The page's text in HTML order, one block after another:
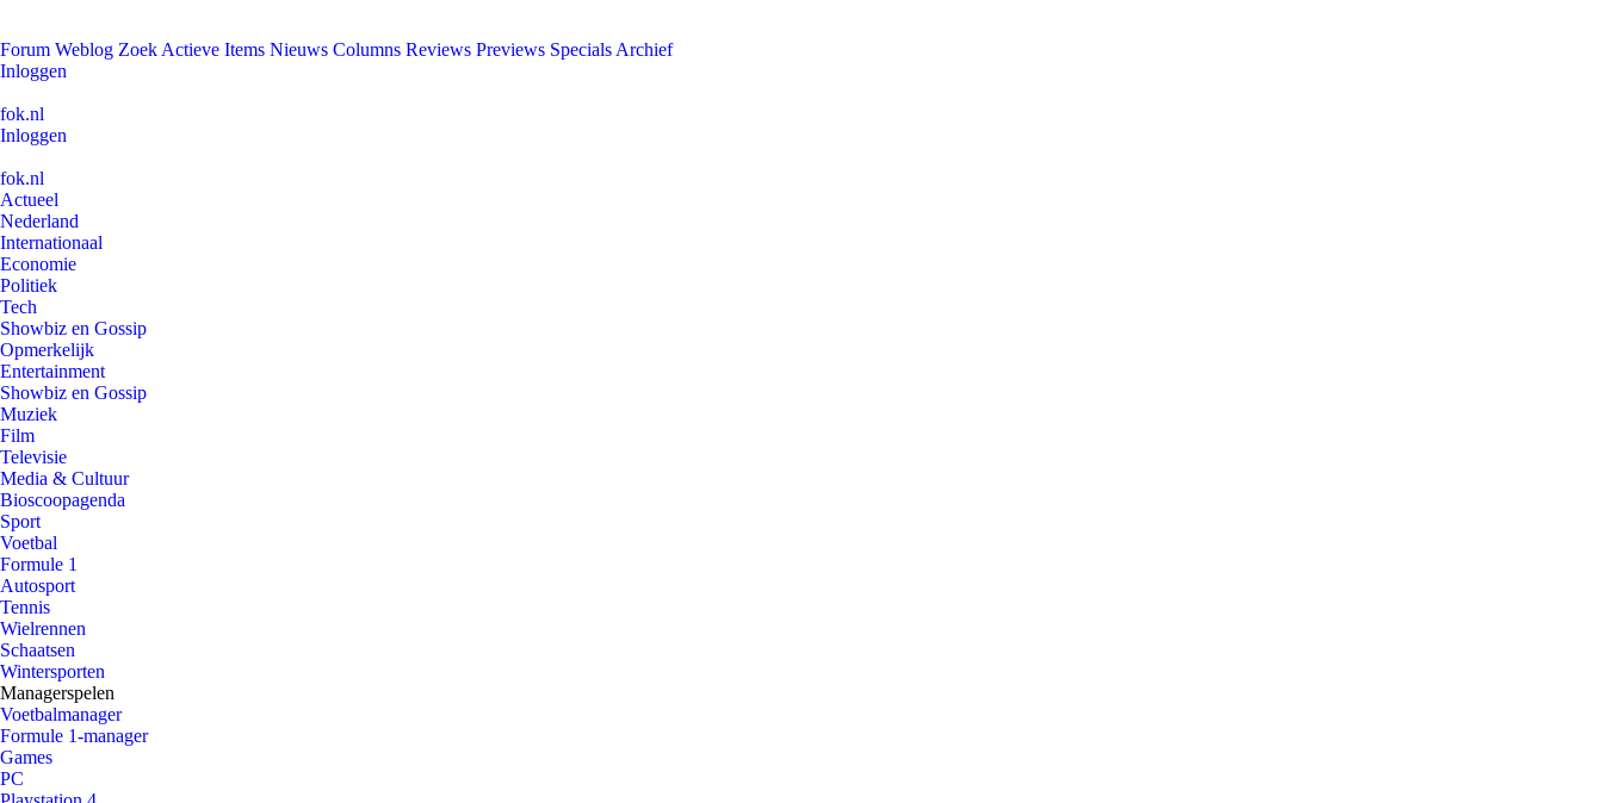
Forum Weblog Zoek Actieve Items Nieuws Columns Reviews Previews Specials Archief
Inloggen
fok.nl
Inloggen
fok.nl
Actueel
Nederland
Internationaal
Economie
Politiek
Tech
Showbiz en Gossip
Opmerkelijk
Entertainment
Showbiz en Gossip
Muziek
Film
Televisie
Media & Cultuur
Bioscoopagenda
Sport
Voetbal
Formule 1
Autosport
Tennis
Wielrennen
Schaatsen
Wintersporten
Managerspelen
Voetbalmanager
Formule 1-manager
Games
PC